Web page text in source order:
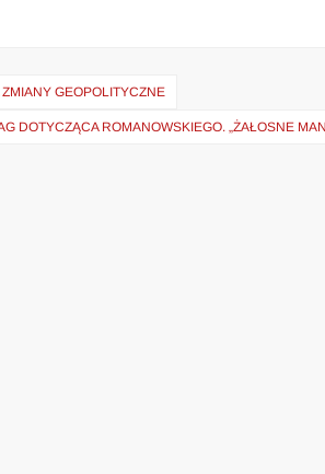
GEOPOLITYCZNE
DOTYCZĄCA ROMANOWSKIEGO. „ŻAŁOSNE